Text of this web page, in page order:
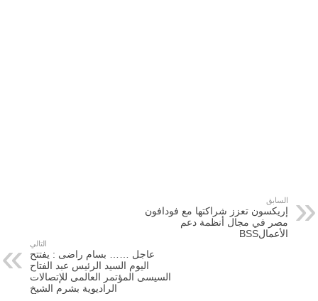
السابق
إريكسون تعزز شراكتها مع فودافون
مصر في مجال أنظمة دعم
الأعمالBSS
التالي
عاجل …… بسام راضى : يفتتح
اليوم السيد الرئيس عبد الفتاح
السيسى المؤتمر العالمى للإتصالات
الراديوية بشرم الشيخ